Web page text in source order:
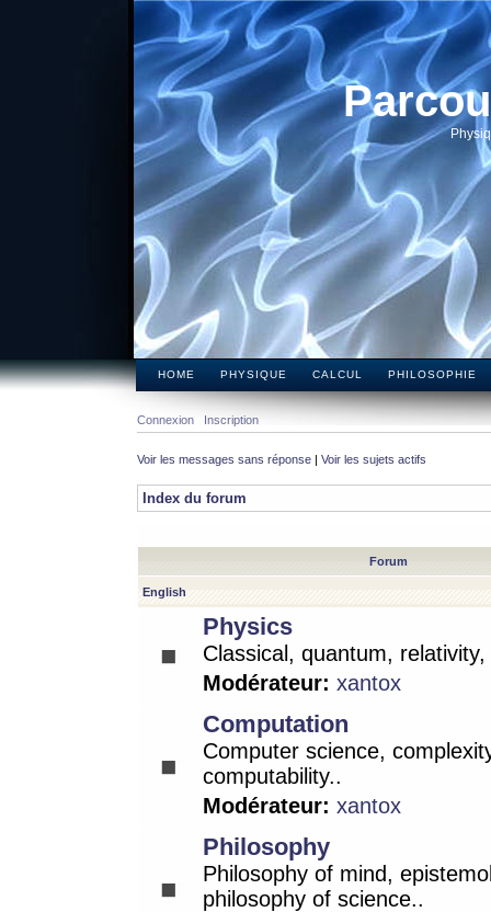
HOME PHYSIQUE CALCUL PHILOSOPHIE
Connexion Inscription
Voir les messages sans réponse | Voir les sujets actifs
Index du forum
Forum
English
Physics
Classical, quantum,
Modérateur: xantox
Computation
Computer science,
computability..
Modérateur: xantox
Philosophy
Philosophy of mind,
philosophy of science..